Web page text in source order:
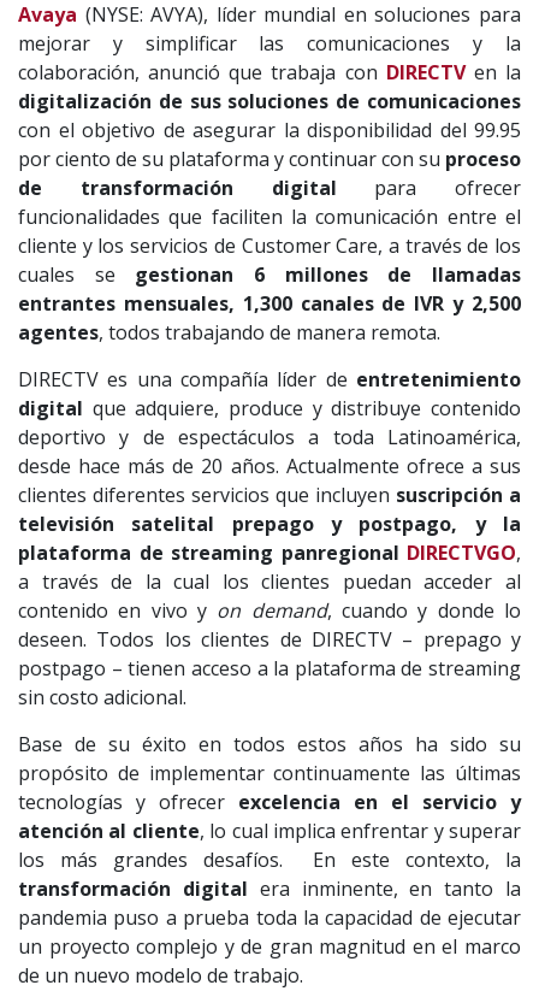
Avaya (NYSE: AVYA), líder mundial en soluciones para
mejorar y simplificar las comunicaciones y la
colaboración, anunció que trabaja con DIRECTVen la
digitalización de sus soluciones de comunicaciones
con el objetivo de asegurar la disponibilidad del 99.95
por ciento de su plataforma y continuar con su proceso
de transformación digital para ofrecer
funcionalidades que faciliten la comunicación entre el
cliente y los servicios de Customer Care, a través de los
cuales se gestionan 6 millones de llamadas
entrantes mensuales, 1,300 canales de IVR y 2,500
agentes, todos trabajando de manera remota.
DIRECTV es una compañía líder de entretenimiento
digital que adquiere, produce y distribuye contenido
deportivo y de espectáculos a toda Latinoamérica,
desde hace más de 20 años. Actualmente ofrece a sus
clientes diferentes servicios que incluyen suscripción a
televisión satelital prepago y postpago, y la
plataforma de streaming panregional DIRECTVGO,
a través de la cual los clientes puedan acceder al
contenido en vivo y on demand, cuando y donde lo
deseen. Todos los clientes de DIRECTV – prepago y
postpago – tienen acceso a la plataforma de streaming
sin costo adicional.
Base de su éxito en todos estos años ha sido su
propósito de implementar continuamente las últimas
tecnologías y ofrecer excelencia en el servicio y
atención al cliente, lo cual implica enfrentar y superar
los más grandes desafíos. En este contexto, la
transformación digital era inminente, en tanto la
pandemia puso a prueba toda la capacidad de ejecutar
un proyecto complejo y de gran magnitud en el marco
de un nuevo modelo de trabajo.